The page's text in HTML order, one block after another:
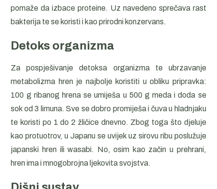
pomaže da izbace proteine. Uz navedeno sprečava rast
bakterija te se koristi i kao prirodni konzervans.
Detoks organizma
Za pospješivanje detoksa organizma te ubrzavanje
metabolizma hren je najbolje koristiti u obliku pripravka:
100 g ribanog hrena se umiješa u 500 g meda i doda se
sok od 3 limuna. Sve se dobro promiješa i čuva u hladnjaku
te koristi po 1 do 2 žličice dnevno. Zbog toga što djeluje
kao protuotrov, u Japanu se uvijek uz sirovu ribu poslužuje
japanski hren ili wasabi. No, osim kao začin u prehrani,
hren ima i mnogobrojna ljekovita svojstva.